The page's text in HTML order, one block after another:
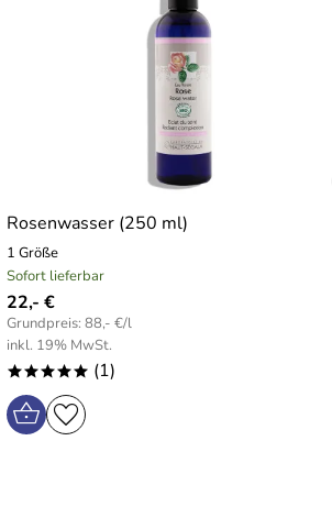
Rosenwasser (250 ml)
1 Größe
Sofort lieferbar
22,- €
Grundpreis: 88,- €/l
inkl. 19% MwSt.
***** (1)